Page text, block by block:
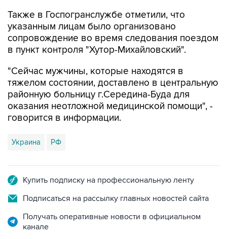
Также в Госпогранслужбе отметили, что
указанным лицам было организовано
сопровождение во время следования поездом
в пункт контроля "Хутор-Михайловский".
"Сейчас мужчины, которые находятся в
тяжелом состоянии, доставлено в центральную
районную больницу г.Середина-Буда для
оказания неотложной медицинской помощи", -
говорится в информации.
Украина РФ
Купить подписку на профессиональную ленту
Подписаться на рассылку главных новостей сайта
Получать оперативные новости в официальном
канале